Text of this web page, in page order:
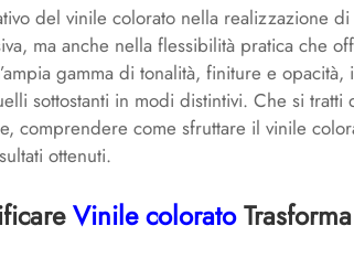
del vinile colorato nella realizzazione
ma anche nella flessibilità pratica che
gamma di tonalità, finiture e
sottostanti in modi distintivi. Che si
comprendere come sfruttare il vinile
ottenuti.
Vinile colorato